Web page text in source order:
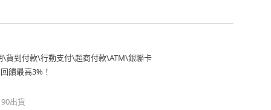
\貨到付款\行動支付\超商付款\ATM\銀聯卡
饋最高3%！
出貨